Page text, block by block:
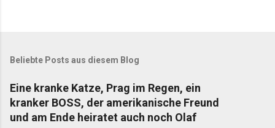
Beliebte Posts aus diesem Blog
Eine kranke Katze, Prag im Regen, ein
kranker BOSS, der amerikanische Freund
und am Ende heiratet auch noch Olaf